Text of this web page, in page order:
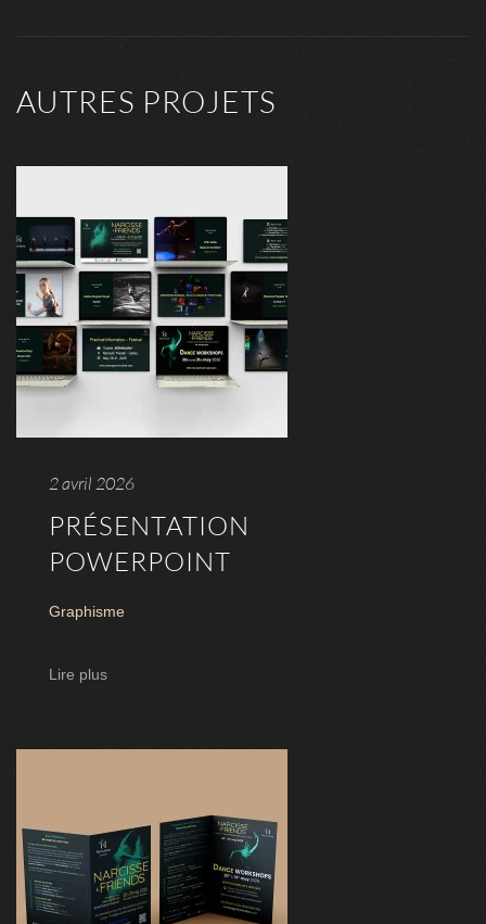
AUTRES PROJETS
2 avril 2026
PRÉSENTATION
POWERPOINT
Graphisme
Lire plus